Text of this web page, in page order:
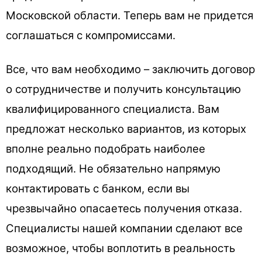
Московской области. Теперь вам не придется
соглашаться с компромиссами.
Все, что вам необходимо – заключить договор
о сотрудничестве и получить консультацию
квалифицированного специалиста. Вам
предложат несколько вариантов, из которых
вполне реально подобрать наиболее
подходящий. Не обязательно напрямую
контактировать с банком, если вы
чрезвычайно опасаетесь получения отказа.
Специалисты нашей компании сделают все
возможное, чтобы воплотить в реальность